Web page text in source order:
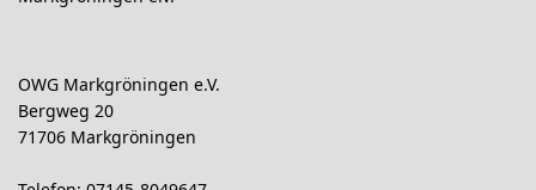
OWG Markgröningen e.V.
Bergweg 20
71706 Markgröningen